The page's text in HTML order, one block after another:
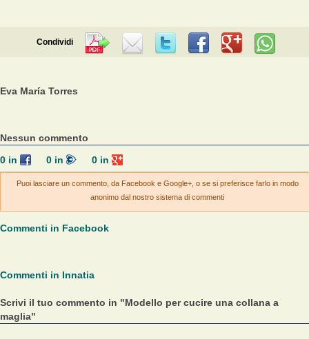
Condividi
Eva María Torres
Nessun commento
0in 0in 0 in
Puoi lasciare un commento, da Facebook e Google+, o se si preferisce farlo in modo
anonimo dal nostro sistema di commenti
Commenti in Facebook
Commenti in Innatia
Scrivi il tuo commento in "Modello per cucire una collana a
maglia"